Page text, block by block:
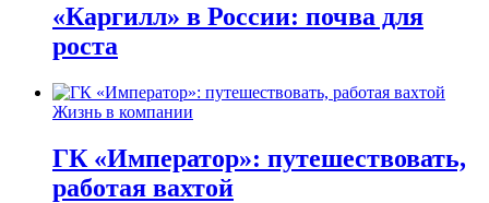
«Каргилл» в России: почва для
роста
Жизнь в компании
ГК «Император»: путешествовать,
работая вахтой